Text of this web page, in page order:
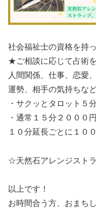
社会福祉士の資格を持
★ご相談に応じて占術を
人間関係、仕事、恋愛
運勢、相手の気持ちな
・サクッとタロット５
・通常１５分２０００
１０分延長ごとに１０
☆天然石アレンジスト
以上です！
お時間合う方、おまち